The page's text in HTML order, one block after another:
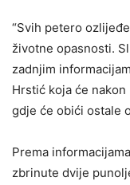
“Svih petero
životne opasnosti.
zadnjim
Hrstić koja će
gdje će obići ostale
Prema
zbrinute dvije